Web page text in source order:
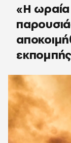
«H
εκπομπής